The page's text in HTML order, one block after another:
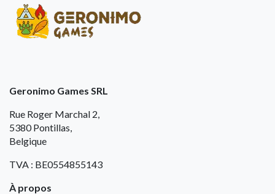
Geronimo Games SRL
Rue Roger Marchal 2,
5380 Pontillas,
Belgique
TVA : BE0554855143
À propos